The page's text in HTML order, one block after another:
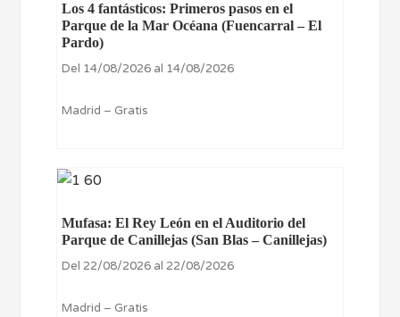
Los 4 fantásticos: Primeros pasos en el
Parque de la Mar Océana (Fuencarral – El
Pardo)
Del 14/08/2026 al 14/08/2026
Madrid – Gratis
Mufasa: El Rey León en el Auditorio del
Parque de Canillejas (San Blas – Canillejas)
Del 22/08/2026 al 22/08/2026
Madrid – Gratis